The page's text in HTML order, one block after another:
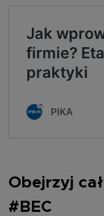
Obejrzyj
#BEC